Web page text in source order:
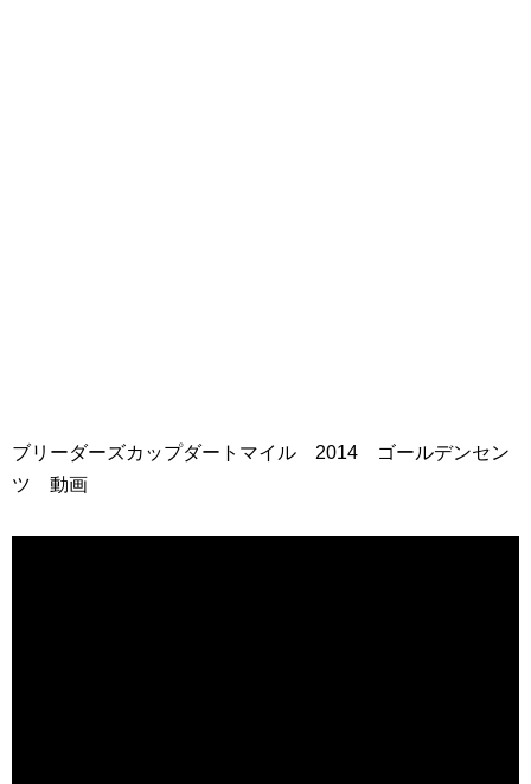
ブリーダーズカップダートマイル 2014 ゴールデンセン
ツ 動画